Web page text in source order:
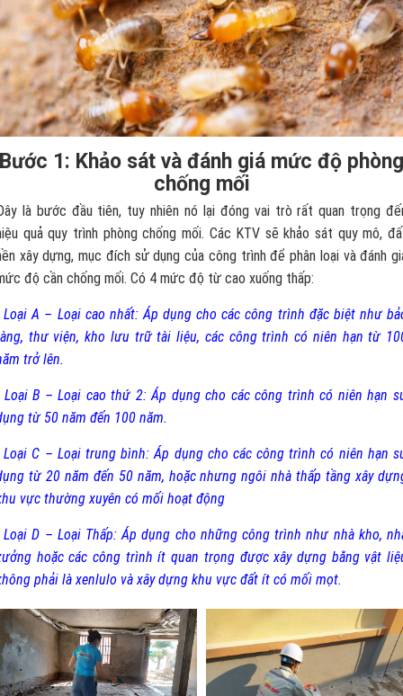
Bước 1: Khảo sát và đánh giá mức độ phòng
chống mối
là bước đầu tiên, tuy nhiên nó lại đóng vai trò rất quan trọng
quả quy trình phòng chống mối. Các KTV sẽ khảo sát quy mô,
xây dựng, mục đích sử dụng của công trình để phân loại và đánh
độ cần chống mối. Có 4 mức độ từ cao xuống thấp:
Loại A – Loại cao nhất: Áp dụng cho các công trình đặc biệt như
thư viện, kho lưu trữ tài liệu, các công trình có niên hạn từ
trở lên.
Loại B – Loại cao thứ 2: Áp dụng cho các công trình có niên hạn
từ 50 năm đến 100 năm.
Loại C – Loại trung bình: Áp dụng cho các công trình có niên hạn
từ 20 năm đến 50 năm, hoặc nhưng ngôi nhà thấp tầng xây
vực thường xuyên có mối hoạt động
Loại D – Loại Thấp: Áp dụng cho những công trình như nhà kho,
hoặc các công trình ít quan trọng được xây dựng bằng vật
phải là xenlulo và xây dựng khu vực đất ít có mối mọt.